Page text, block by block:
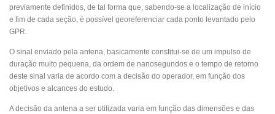
previamente definidos, de tal forma que, sabendo-se a localização de início
e fim de cada seção, é possível georeferenciar cada ponto levantado pelo
GPR.
O sinal enviado pela antena, basicamente constitui-se de um impulso de
duração muito pequena, da ordem de nanosegundos e o tempo de retorno
deste sinal varia de acordo com a decisão do operador, em função dos
objetivos e alcances do estudo.
A decisão da antena a ser utilizada varia em função das dimensões e das